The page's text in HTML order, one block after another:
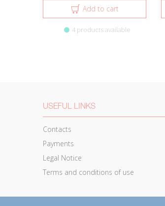
Add to cart
4 products available
USEFUL LINKS
Contacts
Payments
Legal Notice
Terms and conditions of use